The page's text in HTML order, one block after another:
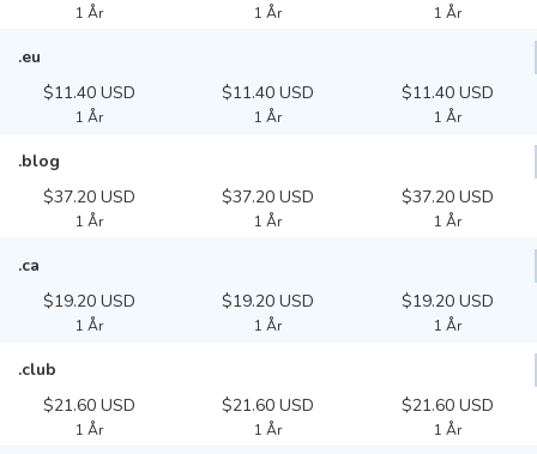
1 År 1 År 1 År
.eu
$11.40 USD
1 År
$11.40 USD
1 År
$11.40 USD
1 År
.blog
$37.20 USD
1 År
$37.20 USD
1 År
$37.20 USD
1 År
.ca
$19.20 USD
1 År
$19.20 USD
1 År
$19.20 USD
1 År
.club
$21.60 USD
1 År
$21.60 USD
1 År
$21.60 USD
1 År